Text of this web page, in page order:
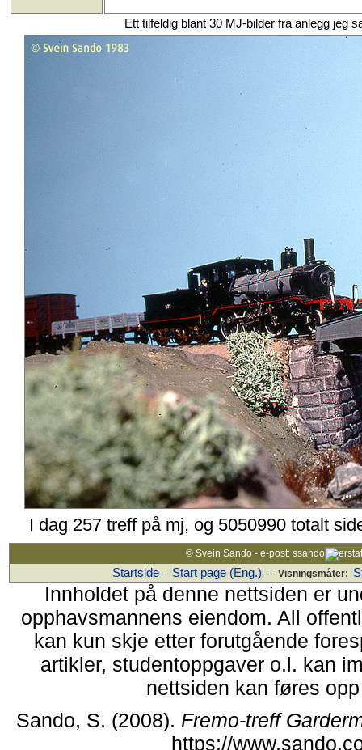
Ett tilfeldig blant 30 MJ-bilder fra anlegg jeg
I dag 257 treff på mj, og 5050990 totalt
© Svein Sando - e-post: ssando
Startside · Start page (Eng.) · · Visningsmåter:
Innholdet på denne nettsiden er
opphavsmannens eiendom. All
kan kun skje etter forutgående
artikler, studentoppgaver o.l. kan
nettsiden kan føres
Sando, S. (2008). Fremo-treff
https://